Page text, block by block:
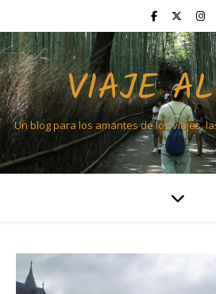
VIAJE
Un blog para los amantes de los viajes,